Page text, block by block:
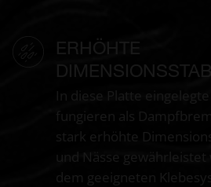
ERHÖHTE
In diese Platte eingelegte
fungieren als
stark erhöhte
und Nässe
dem geeigneten